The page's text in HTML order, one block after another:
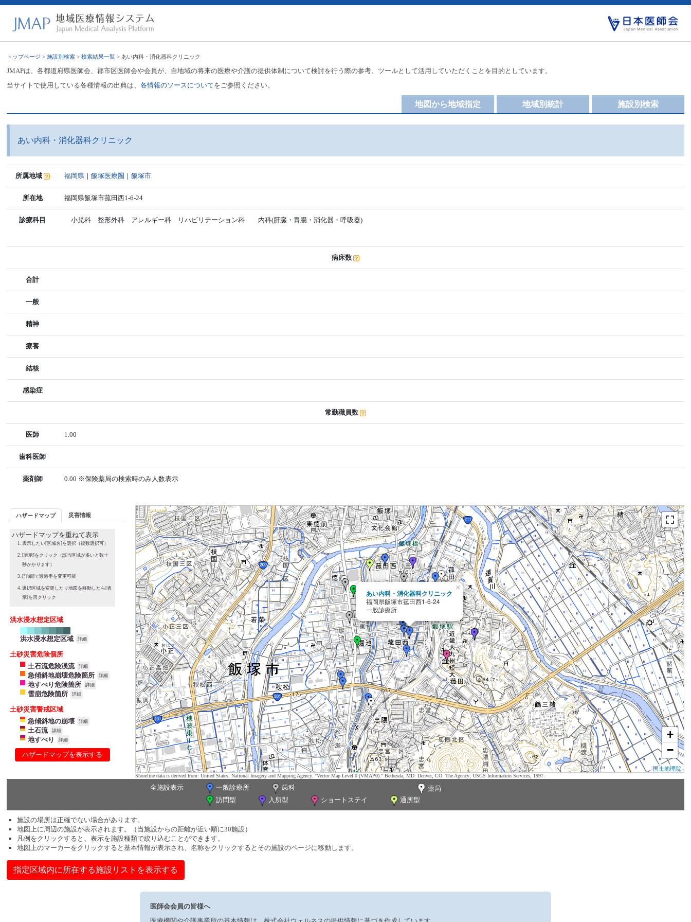
トップページ >施設別検索 >検索結果一覧 > あい内科・消化器科クリニック
JMAPは、各都道府県医師会、郡市区医師会や会員が、自地域の将来の医療や介護の提供体制について検討を行う際の参考、ツールとして活用していただくことを目的としています。
当サイトで使用している各種情報の出典は、各情報のソースについてをご参照ください。
施設別検索
地域別統計
地図から地域指定
あい内科・消化器科クリニック
所属地域 福岡県 ｜飯塚医療圏 ｜飯塚市
所在地 福岡県飯塚市菰田西1-6-24
診療科目 小児科 整形外科 アレルギー科 リハビリテーション科 内科(肝臓・胃腸・消化器・呼吸器)
病床数
合計
一般
精神
療養
結核
感染症
常勤職員数
医師 1.00
歯科医師
薬剤師 0.00 ※保険薬局の検索時のみ人数表示
ハザードマップ 災害情報
ハザードマップを重ねて表示
表示したい[区域名]を選択（複数選択可）
[表示]をクリック（該当区域が多いと数十
秒かかります）
[詳細]で透過率を変更可能
選択区域を変更したり地図を移動したら[表
示]を再クリック
洪水浸水想定区域
洪水浸水想定区域 詳細
土砂災害危険個所
土石流危険渓流
詳細
急傾斜地崩壊危険箇所 詳細
地すべり危険箇所 詳細
雪崩危険箇所 詳細
土砂災害警戒区域
急傾斜地の崩壊
詳細
土石流 詳細
地すべり 詳細
ハザードマップを表示する
あい内科・消化器科クリニック
福岡県飯塚市菰田西1-6-24
一般診療所
×
+
−
国土地理院
Shoreline data is derived from: United States. National Imagery and Mapping Agency. "Vector Map Level 0 (VMAP0)." Bethesda, MD: Denver, CO: The Agency; USGS Information Services, 1997.
全施設表示 一般診療所 歯科
薬局
訪問型
入所型 ショートステイ 通所型
施設の場所は正確でない場合があります。
地図上に周辺の施設が表示されます。（当施設からの距離が近い順に30施設）
凡例をクリックすると、表示を施設種類で絞り込むことができます。
地図上のマーカーをクリックすると基本情報が表示され、名称をクリックするとその施設のページに移動します。
指定区域内に所在する施設リストを表示する
医師会会員の皆様へ